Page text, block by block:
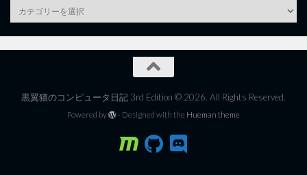
category
黒翼猫のコンピュータ日記 3rd Edition © 2026. All Rights Reserved.
Powered by - Designed with the Hueman theme